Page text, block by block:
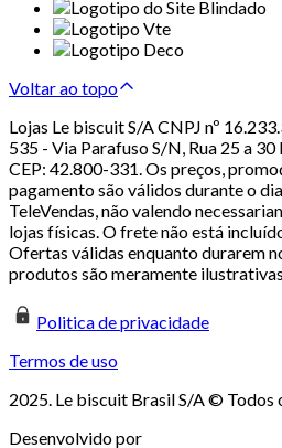
Voltar ao topo
Lojas Le biscuit S/A CNPJ nº
535 - Via Parafuso S/N, Rua 25 a
CEP: 42.800-331. Os preços,
pagamento são válidos durante o
TeleVendas, não valendo
lojas físicas. O frete não está
Ofertas válidas enquanto durarem
produtos são meramente ilustrativas.
Politica de privacidade
Termos de uso
2025. Le biscuit Brasil S/A © Todos
Desenvolvido por